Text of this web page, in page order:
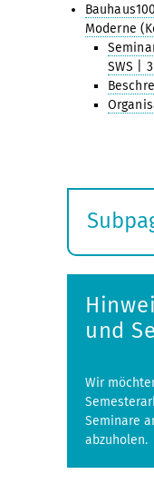
Moderne
SWS | 3
und
Wir
Seminare
abzuholen.